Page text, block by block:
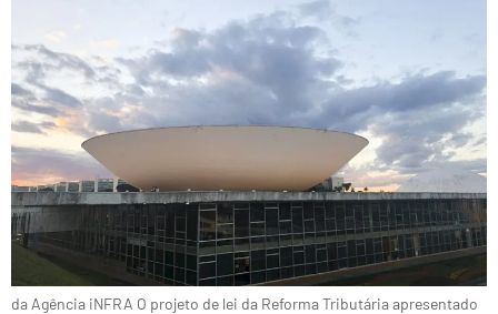
da Agência iNFRA O projeto de lei da Reforma Tributária apresentado